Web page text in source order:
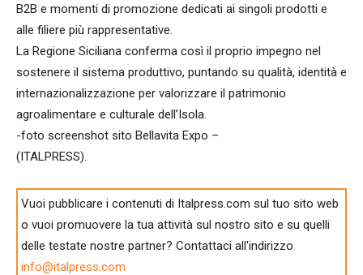
B2B e momenti di promozione dedicati ai singoli prodotti e
alle filiere più rappresentative.
La Regione Siciliana conferma così il proprio impegno nel
sostenere il sistema produttivo, puntando su qualità, identità e
internazionalizzazione per valorizzare il patrimonio
agroalimentare e culturale dell’Isola.
-foto screenshot sito Bellavita Expo –
(ITALPRESS).
Vuoi pubblicare i contenuti di Italpress.com sul tuo sito web
o vuoi promuovere la tua attività sul nostro sito e su quelli
delle testate nostre partner? Contattaci all'indirizzo
info@italpress.com